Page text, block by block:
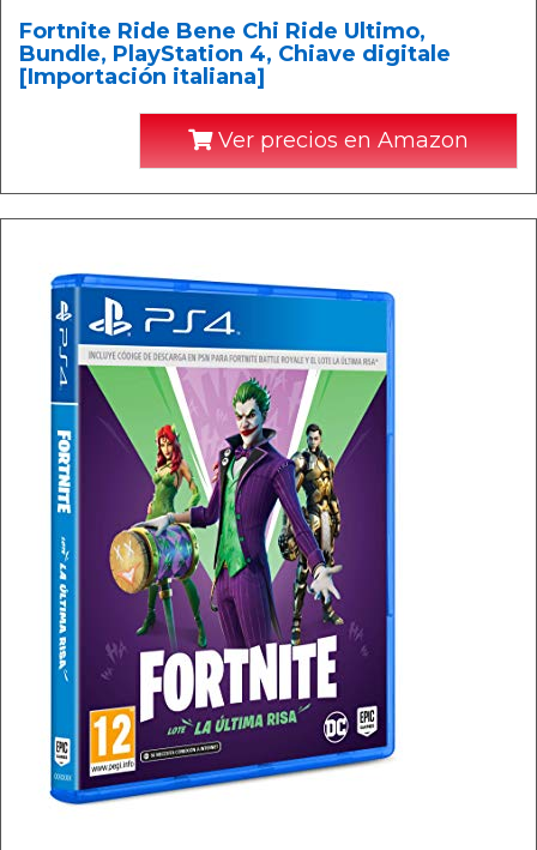
Fortnite Ride Bene Chi Ride Ultimo,
Bundle, PlayStation 4, Chiave digitale
[Importación italiana]
Ver precios en Amazon